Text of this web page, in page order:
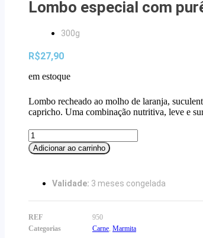
Lombo especial com
300g
R$27,90
em estoque
Lombo recheado ao molho de laranja,
capricho. Uma combinação nutritiva, leve e
Lombo
especial
com
banana
e
couve
Adicionar ao carrinho
Validade: 3 meses congelada
REF
950
Categorias
Carne, Marmita